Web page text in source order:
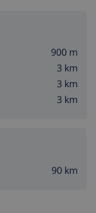
900 m
3 km
3 km
3 km
90 km